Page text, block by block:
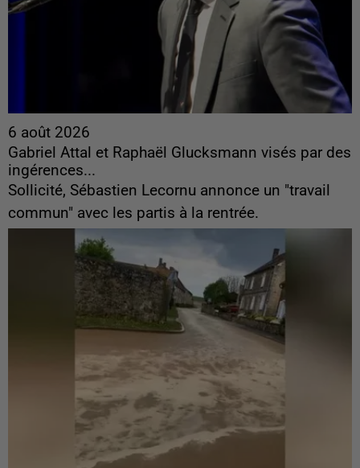
6 août 2026
Gabriel Attal et Raphaël Glucksmann visés par des
ingérences...
Sollicité, Sébastien Lecornu annonce un "travail
commun" avec les partis à la rentrée.